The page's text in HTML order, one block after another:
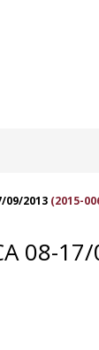
2013 (2015-
08-